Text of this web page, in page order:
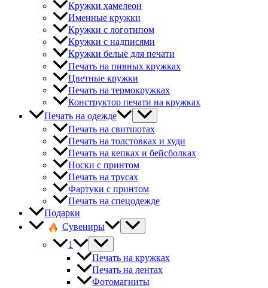
Кружки хамелеон
Именные кружки
Кружки с логотипом
Кружки с надписями
Кружки белые для печати
Печать на пивных кружках
Цветные кружки
Печать на термокружках
Конструктор печати на кружках
Печать на одежде
Печать на свитшотах
Печать на толстовках и худи
Печать на кепках и бейсболках
Носки с принтом
Печать на трусах
Фартуки с принтом
Печать на спецодежде
Подарки
Сувениры
1
Печать на кружках
Печать на лентах
Фотомагниты